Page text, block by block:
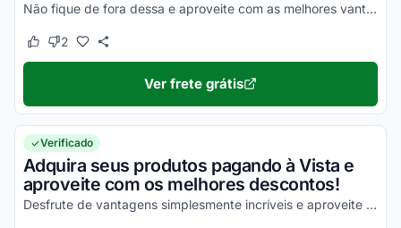
Não fique de fora dessa e aproveite com as melhores vantagens agora mesmo!
Este cupom funcionou
Este cupom não funcionou
2
Ver frete grátis
Verificado
Adquira seus produtos pagando à Vista e
aproveite com os melhores descontos!
Desfrute de vantagens simplesmente incríveis e aproveite para economizar!